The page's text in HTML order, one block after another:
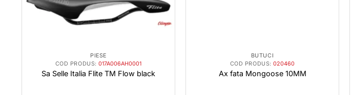
PIESE
COD PRODUS:017A006AH0001
Sa Selle Italia Flite TM Flow black
BUTUCI
COD PRODUS:020460
Ax fata Mongoose 10MM